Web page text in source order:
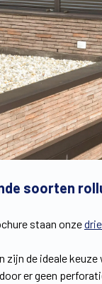
soorten
staan onze
zijn de ideale
er geen